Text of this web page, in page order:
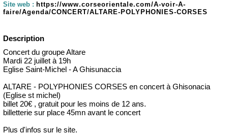
Site web : https://www.corseorientale.com/A-voir-A-
faire/Agenda/CONCERT/ALTARE-POLYPHONIES-CORSES
Description
Concert du groupe Altare
Mardi 22 juillet à 19h
Eglise Saint-Michel - A Ghisunaccia
ALTARE - POLYPHONIES CORSES en concert à Ghisonacia
(Eglise st michel)
billet 20€ , gratuit pour les moins de 12 ans.
billetterie sur place 45mn avant le concert
Plus d'infos sur le site.